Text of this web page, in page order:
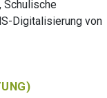
Schulische
Digitalisierung von